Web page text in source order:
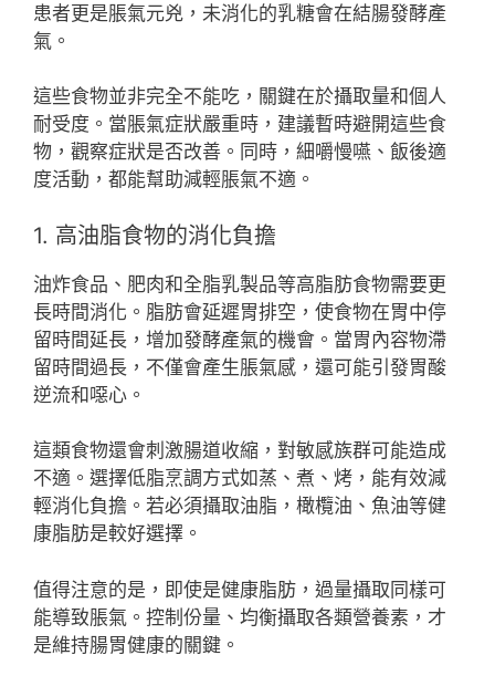
患者更是脹氣元兇，未消化的乳糖會在結腸發酵產
氣。
這些食物並非完全不能吃，關鍵在於攝取量和個人
耐受度。當脹氣症狀嚴重時，建議暫時避開這些食
物，觀察症狀是否改善。同時，細嚼慢嚥、飯後適
度活動，都能幫助減輕脹氣不適。
1. 高油脂食物的消化負擔
油炸食品、肥肉和全脂乳製品等高脂肪食物需要更
長時間消化。脂肪會延遲胃排空，使食物在胃中停
留時間延長，增加發酵產氣的機會。當胃內容物滯
留時間過長，不僅會產生脹氣感，還可能引發胃酸
逆流和噁心。
這類食物還會刺激腸道收縮，對敏感族群可能造成
不適。選擇低脂烹調方式如蒸、煮、烤，能有效減
輕消化負擔。若必須攝取油脂，橄欖油、魚油等健
康脂肪是較好選擇。
值得注意的是，即使是健康脂肪，過量攝取同樣可
能導致脹氣。控制份量、均衡攝取各類營養素，才
是維持腸胃健康的關鍵。